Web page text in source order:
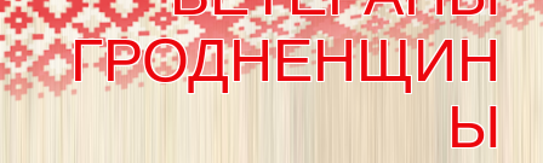
ГРОДНЕНЩИН
Ы